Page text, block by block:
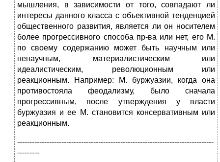
мышления, в зависимости от того, совпадают ли
интересы данного класса с объективной тенденцией
общественного развития, является ли он носителем
более прогрессивного способа пр-ва или нет, его М.
по своему содержанию может быть научным или
ненаучным, материалистическим или
идеалистическим, революционным или
реакционным. Например: М. буржуазии, когда она
противостояла феодализму, было сначала
прогрессивным, после утверждения у власти
буржуазия и ее М. становится консервативным или
реакционным.
--------------------------------------------------------------------------------
---------